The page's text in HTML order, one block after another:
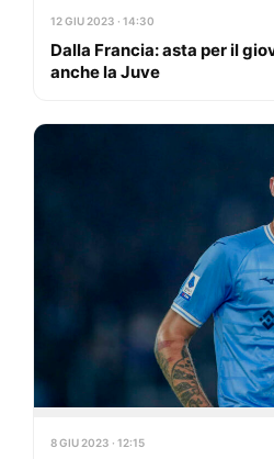
12 GIU 2023 · 14:30
Dalla Francia: asta per il
anche la Juve
8 GIU 2023 · 12:15